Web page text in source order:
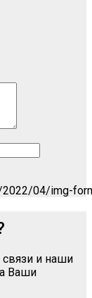
связи и наши
Ваши